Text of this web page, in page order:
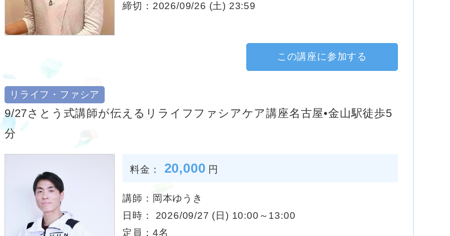
締切：2026/09/26 (土) 23:59
この講座に参加する
リライフ・ファシア
9/27さとう式講師が伝えるリライフファシアケア講座名古屋•金山駅徒歩5
分
料金： 20,000 円
講師：岡本ゆうき
日時： 2026/09/27 (日) 10:00～13:00
定員：4名